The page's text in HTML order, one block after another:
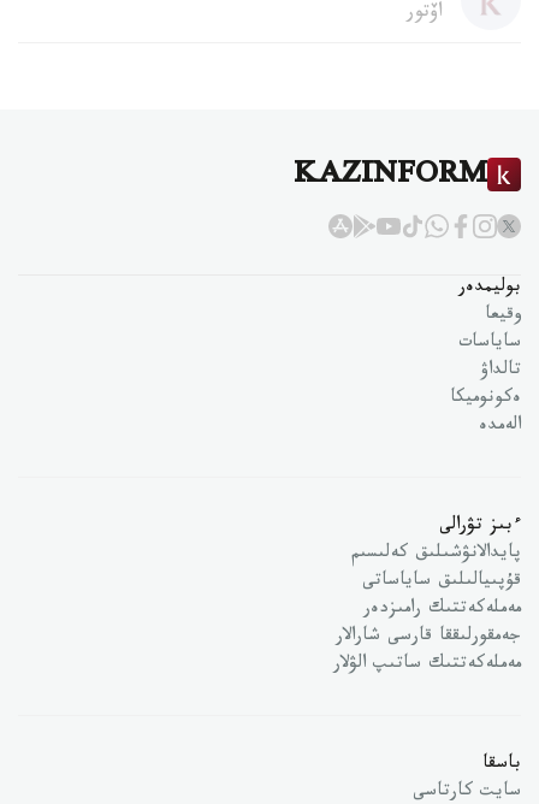
اۆتور
KAZINFORM
بوليمدەر
وقيعا
ساياسات
تالداۋ
ەكونوميكا
الەمدە
ءبىز تۋرالى
پايدالانۋشىلىق كەلىسىم
قۇپىيالىلىق ساياساتى
مەملەكەتتىك رامىزدەر
جەمقورلىققا قارسى شارالار
مەملەكەتتىك ساتىپ الۋلار
باسقا
سايت كارتاسى